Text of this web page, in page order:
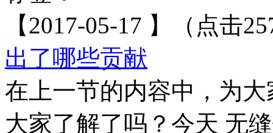
【2017-05-17 】（点击
出了哪些贡献
在上一节的内容中，为
大家了解了吗？今天 无